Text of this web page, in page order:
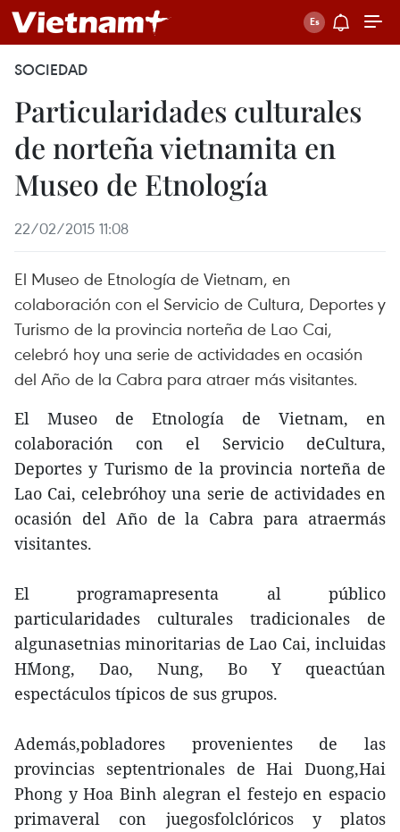
SOCIEDAD
Particularidades culturales
de norteña vietnamita en
Museo de Etnología
22/02/2015 11:08
El Museo de Etnología de Vietnam, en
colaboración con el Servicio de Cultura, Deportes y
Turismo de la provincia norteña de Lao Cai,
celebró hoy una serie de actividades en ocasión
del Año de la Cabra para atraer más visitantes.
El Museo de Etnología de Vietnam, en
colaboración con el Servicio deCultura,
Deportes y Turismo de la provincia norteña de
Lao Cai, celebróhoy una serie de actividades en
ocasión del Año de la Cabra para atraermás
visitantes.
El programapresenta al público
particularidades culturales tradicionales de
algunasetnias minoritarias de Lao Cai, incluidas
H´Mong, Dao, Nung, Bo Y queactúan
espectáculos típicos de sus grupos.
Además,pobladores provenientes de las
provincias septentrionales de Hai Duong,Hai
Phong y Hoa Binh alegran el festejo en espacio
primaveral con juegosfolclóricos y platos